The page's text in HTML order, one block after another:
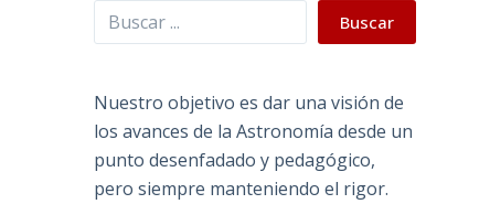
Buscar Buscar
Nuestro objetivo es dar una visión de
los avances de la Astronomía desde un
punto desenfadado y pedagógico,
pero siempre manteniendo el rigor.